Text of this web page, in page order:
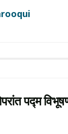
पद्म